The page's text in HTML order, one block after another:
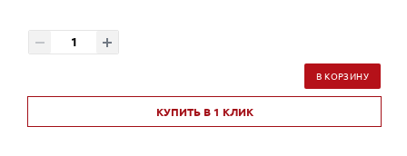
В КОРЗИНУ
КУПИТЬ В 1 КЛИК